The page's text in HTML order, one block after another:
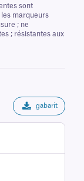
sont
marqueurs
; ne
; résistantes aux
gabarit